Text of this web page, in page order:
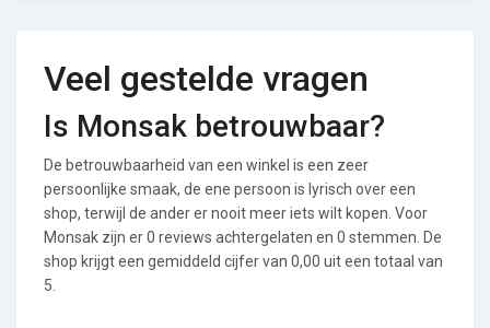
Veel gestelde vragen
Is Monsak betrouwbaar?
De betrouwbaarheid van een winkel is een zeer
persoonlijke smaak, de ene persoon is lyrisch over een
shop, terwijl de ander er nooit meer iets wilt kopen. Voor
Monsak zijn er 0 reviews achtergelaten en 0 stemmen. De
shop krijgt een gemiddeld cijfer van 0,00 uit een totaal van
5.